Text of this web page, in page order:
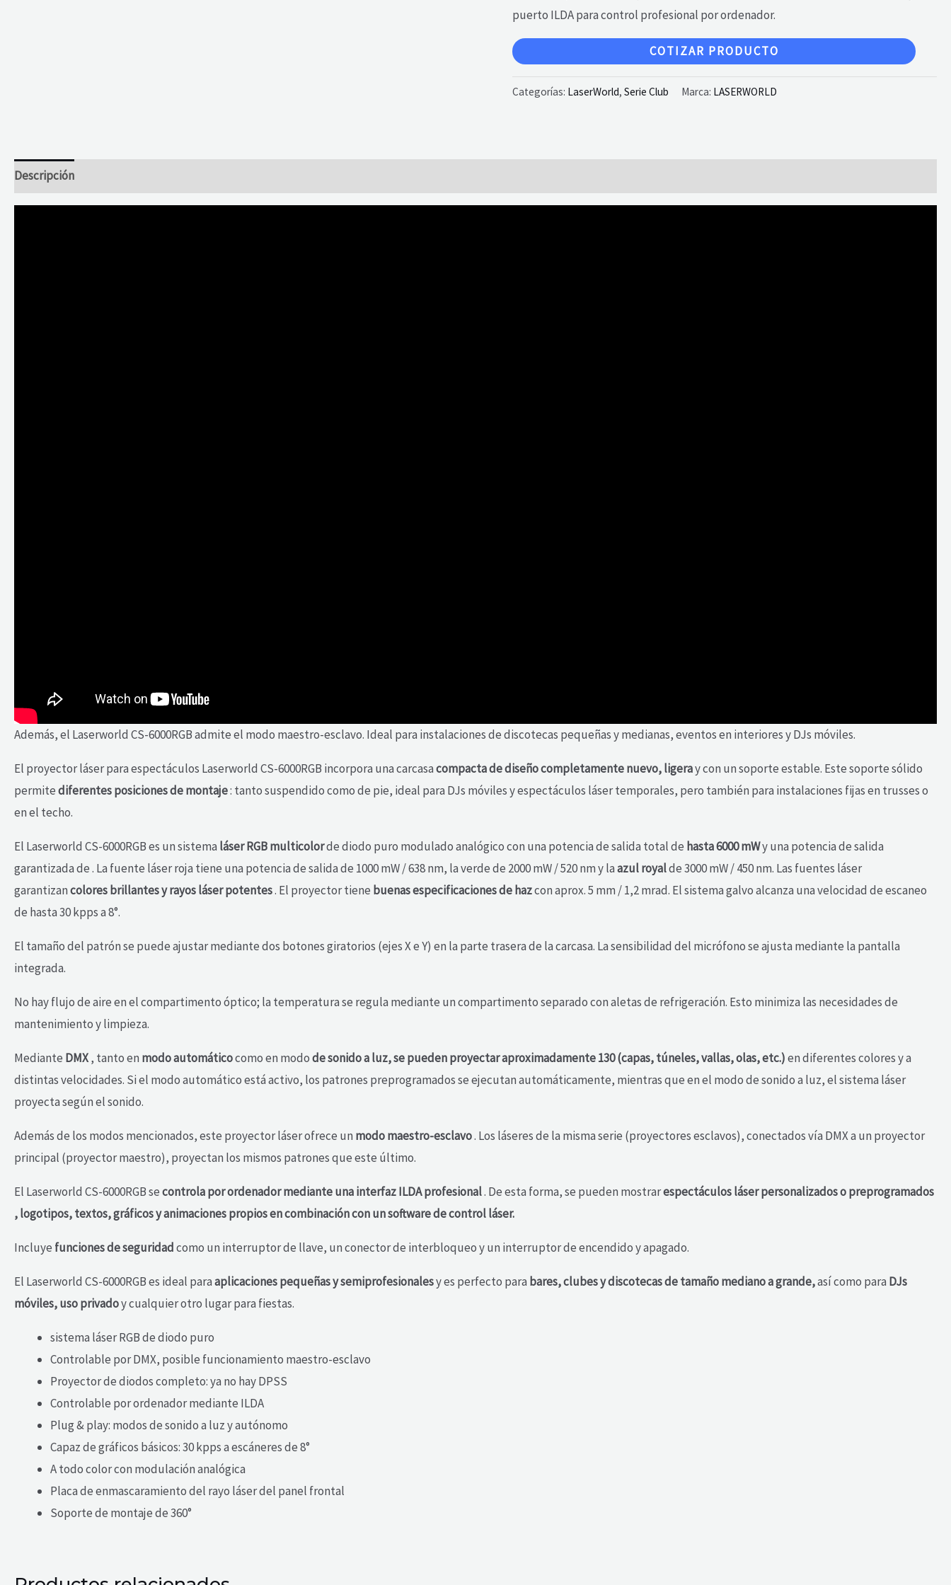
puerto ILDA para control profesional por ordenador.
COTIZAR PRODUCTO
Categorías: LaserWorld,Serie Club Marca: LASERWORLD
Descripción
Además, el Laserworld CS-6000RGB admite el modo maestro-esclavo. Ideal para instalaciones de discotecas pequeñas y medianas, eventos en interiores y DJs móviles.
El proyector láser para espectáculos Laserworld CS-6000RGB incorpora una carcasacompacta de diseño completamente nuevo,ligeray con un soporte estable. Este soporte sólido
permitediferentes posiciones de montaje: tanto suspendido como de pie, ideal para DJs móviles y espectáculos láser temporales, pero también para instalaciones fijas en trusses o
en el techo.
El Laserworld CS-6000RGB es un sistema láser RGB multicolorde diodo puro modulado analógico con una potencia de salida total de hasta 6000 mWy una potencia de salida
garantizada de . La fuente láser roja tiene una potencia de salida de 1000 mW / 638 nm, la verde de 2000 mW / 520 nm y laazul royalde 3000 mW / 450 nm. Las fuentes láser
garantizancolores brillantes y rayos láser potentes. El proyector tiene buenas especificaciones de hazcon aprox. 5 mm / 1,2 mrad. El sistema galvo alcanza una velocidad de escaneo
de hasta 30 kpps a 8°.
El tamaño del patrón se puede ajustar mediante dos botones giratorios (ejes X e Y) en la parte trasera de la carcasa. La sensibilidad del micrófono se ajusta mediante la pantalla
integrada.
No hay flujo de aire en el compartimento óptico; la temperatura se regula mediante un compartimento separado con aletas de refrigeración. Esto minimiza las necesidades de
mantenimiento y limpieza.
Mediante DMX, tanto en modo automáticocomo en modode sonido a luz, se pueden proyectaraproximadamente 130 (capas, túneles, vallas, olas, etc.)en diferentes colores y a
distintas velocidades. Si el modo automático está activo, los patrones preprogramados se ejecutan automáticamente, mientras que en el modo de sonido a luz, el sistema láser
proyecta según el sonido.
Además de los modos mencionados, este proyector láser ofrece un modo maestro-esclavo. Los láseres de la misma serie (proyectores esclavos), conectados vía DMX a un proyector
principal (proyector maestro), proyectan los mismos patrones que este último.
El Laserworld CS-6000RGB secontrola por ordenador mediante una interfaz ILDA profesional. De esta forma, se pueden mostrarespectáculos láser personalizados o preprogramados
, logotipos, textos, gráficos y animaciones propios en combinación con un software de control láser.
Incluye funciones de seguridadcomo un interruptor de llave, un conector de interbloqueo y un interruptor de encendido y apagado.
El Laserworld CS-6000RGB es ideal paraaplicaciones pequeñas y semiprofesionalesy es perfecto para bares, clubes y discotecas de tamaño mediano a grande,así como para DJs
móviles, uso privadoy cualquier otro lugar para fiestas.
sistema láser RGB de diodo puro
Controlable por DMX, posible funcionamiento maestro-esclavo
Proyector de diodos completo: ya no hay DPSS
Controlable por ordenador mediante ILDA
Plug & play: modos de sonido a luz y autónomo
Capaz de gráficos básicos: 30 kpps a escáneres de 8°
A todo color con modulación analógica
Placa de enmascaramiento del rayo láser del panel frontal
Soporte de montaje de 360°